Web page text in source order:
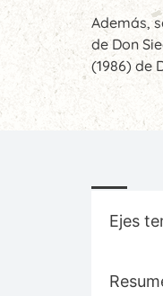
Además,
de Don
(1986) de
Ejes